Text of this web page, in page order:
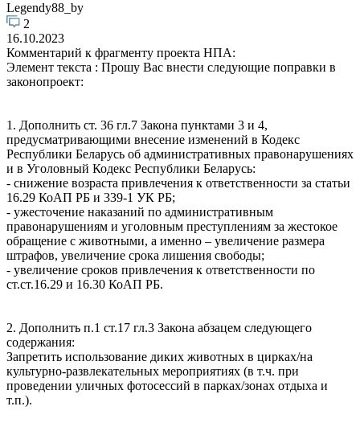
Legendy88_by
2
16.10.2023
Комментарий к фрагменту проекта НПА:
Элемент текста : Прошу Вас внести следующие поправки в
законопроект:
1. Дополнить ст. 36 гл.7 Закона пунктами 3 и 4,
предусматривающими внесение изменений в Кодекс
Республики Беларусь об административных правонарушениях
и в Уголовный Кодекс Республики Беларусь:
- снижение возраста привлечения к ответственности за статьи
16.29 КоАП РБ и 339-1 УК РБ;
- ужесточение наказаний по административным
правонарушениям и уголовным преступлениям за жестокое
обращение с животными, а именно – увеличение размера
штрафов, увеличение срока лишения свободы;
- увеличение сроков привлечения к ответственности по
ст.ст.16.29 и 16.30 КоАП РБ.
2. Дополнить п.1 ст.17 гл.3 Закона абзацем следующего
содержания:
Запретить использование диких животных в цирках/на
культурно-развлекательных мероприятиях (в т.ч. при
проведении уличных фотосессий в парках/зонах отдыха и
т.п.).